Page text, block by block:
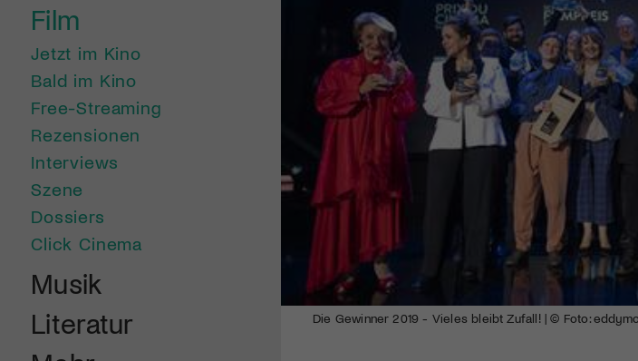
Film
Jetzt im Kino
Bald im Kino
Free-Streaming
Rezensionen
Interviews
Szene
Dossiers
Click Cinema
Musik
Literatur
Die Gewinner 2019 - Vieles bleibt Zufall! | © Foto:
Mach mit: «Be Part of the Art»!
Engagiere dich als
Kulturinstitution und unterstütze
Mit deiner Mitgliedschaft erhältst
diversen Kulturevents.
Jetzt Mitglied werden